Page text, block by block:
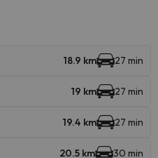
18.9 km 27 min
19 km 27 min
19.4 km 27 min
20.5 km 30 min